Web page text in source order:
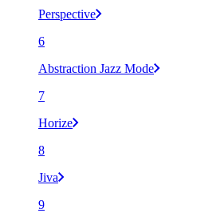
Perspective
6
Abstraction Jazz Mode
7
Horize
8
Jiva
9